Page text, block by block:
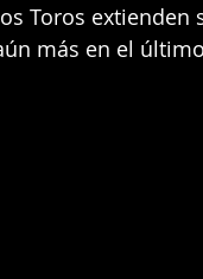
Toros extienden
más en el